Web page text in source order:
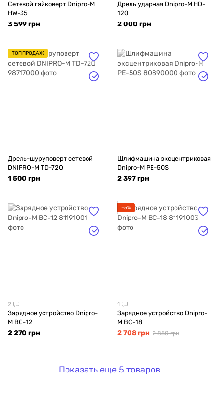
Сетевой гайковерт Dnipro-M
HW-35
3 599 грн
Дрель ударная Dnipro-M HD-
120
2 000 грн
ТОП ПРОДАЖ
Дрель-шуруповерт сетевой
DNIPRO-M TD-72Q
1 500 грн
Шлифмашина эксцентриковая
Dnipro-M PE-50S
2 397 грн
2
Зарядное устройство Dnipro-
M BC-12
2 270 грн
−5%
1
Зарядное устройство Dnipro-
M BC-18
2 708 грн 2 850 грн
Показать еще 5 товаров